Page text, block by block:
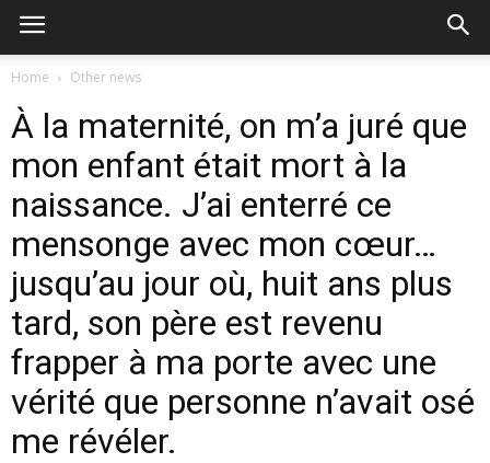
Home Other news
À la maternité, on m’a juré que
mon enfant était mort à la
naissance. J’ai enterré ce
mensonge avec mon cœur…
jusqu’au jour où, huit ans plus
tard, son père est revenu
frapper à ma porte avec une
vérité que personne n’avait osé
me révéler.